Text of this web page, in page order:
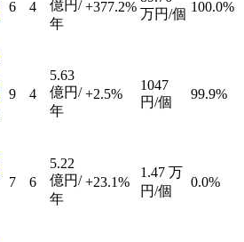
6 4
億円/
年
+377.2% 万円/個 100.0%
9 4
5.63
億円/
年
+2.5%
1047
円/個
99.9%
7 6
5.22
億円/
年
+23.1%
1.47 万
円/個
0.0%